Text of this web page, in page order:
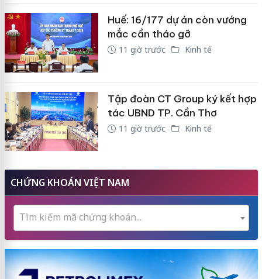
Huế: 16/177 dự án còn vướng
mắc cần tháo gỡ
11 giờ trước Kinh tế
Tập đoàn CT Group ký kết hợp
tác UBND TP. Cần Thơ
11 giờ trước Kinh tế
CHỨNG KHOÁN VIỆT NAM
Tìm kiếm mã chứng khoán...